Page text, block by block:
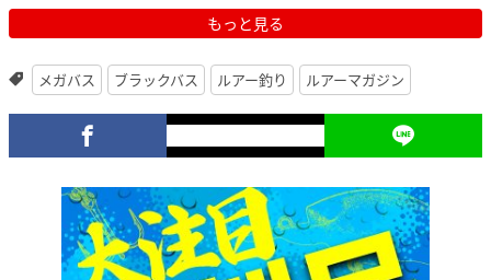
もっと見る
メガバス ブラックバス ルアー釣り ルアーマガジン